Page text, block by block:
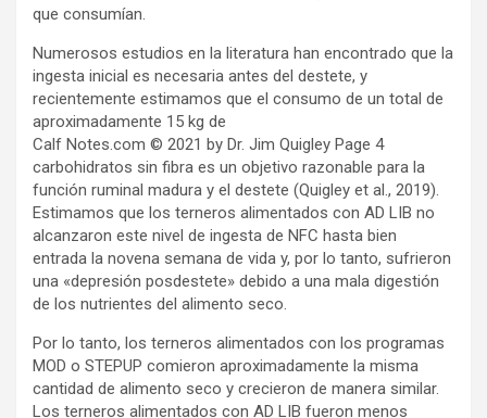
que consumían.
Numerosos estudios en la literatura han encontrado que la
ingesta inicial es necesaria antes del destete, y
recientemente estimamos que el consumo de un total de
aproximadamente 15 kg de
Calf Notes.com © 2021 by Dr. Jim Quigley Page 4
carbohidratos sin fibra es un objetivo razonable para la
función ruminal madura y el destete (Quigley et al., 2019).
Estimamos que los terneros alimentados con AD LIB no
alcanzaron este nivel de ingesta de NFC hasta bien
entrada la novena semana de vida y, por lo tanto, sufrieron
una «depresión posdestete» debido a una mala digestión
de los nutrientes del alimento seco.
Por lo tanto, los terneros alimentados con los programas
MOD o STEPUP comieron aproximadamente la misma
cantidad de alimento seco y crecieron de manera similar.
Los terneros alimentados con AD LIB fueron menos